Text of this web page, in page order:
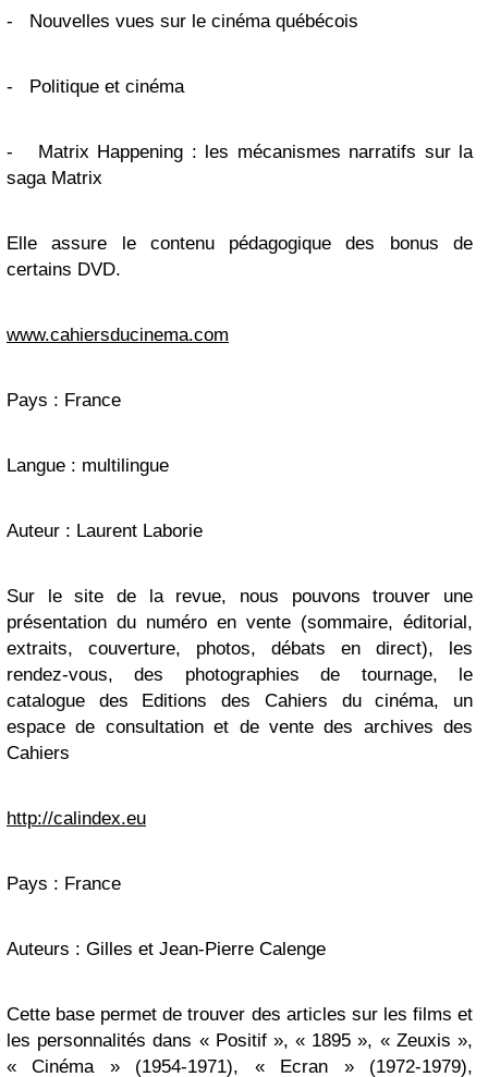
- Nouvelles vues sur le cinéma québécois
- Politique et cinéma
-
Matrix Happening : les mécanismes narratifs sur la
saga Matrix
Elle assure le contenu pédagogique des bonus de
certains DVD.
www.cahiersducinema.com
Pays : France
Langue : multilingue
Auteur : Laurent Laborie
Sur le site de la revue, nous pouvons trouver une
présentation du numéro en vente (sommaire, éditorial,
extraits, couverture, photos, débats en direct), les
rendez-vous, des photographies de tournage, le
catalogue des Editions des Cahiers du cinéma, un
espace de consultation et de vente des archives des
Cahiers
http://calindex.eu
Pays : France
Auteurs : Gilles et Jean-Pierre Calenge
Cette base permet de trouver des articles sur les films et
les personnalités dans « Positif », « 1895 », « Zeuxis »,
« Cinéma » (1954-1971), « Ecran » (1972-1979),